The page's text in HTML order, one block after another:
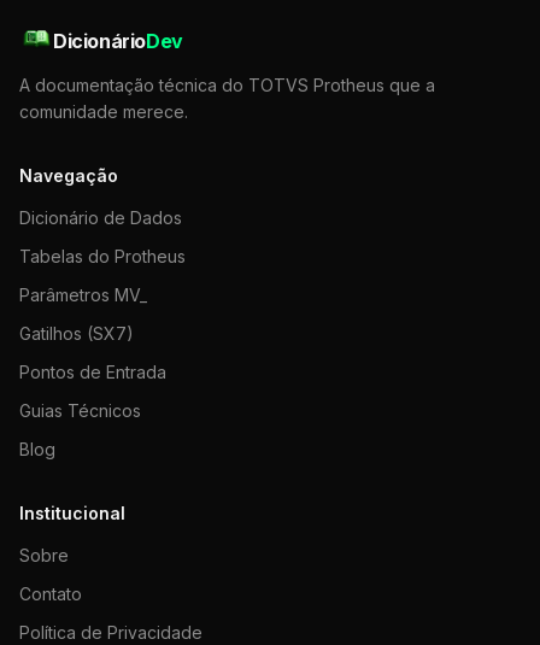
DicionárioDev
A documentação técnica do TOTVS Protheus que a
comunidade merece.
Navegação
Dicionário de Dados
Tabelas do Protheus
Parâmetros MV_
Gatilhos (SX7)
Pontos de Entrada
Guias Técnicos
Blog
Institucional
Sobre
Contato
Política de Privacidade